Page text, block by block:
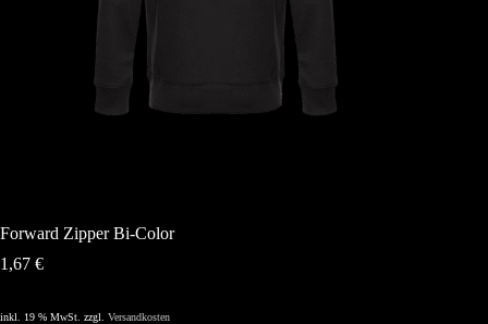
Forward Zipper Bi-Color
1,67 €
inkl. 19 % MwSt. zzgl. Versandkosten